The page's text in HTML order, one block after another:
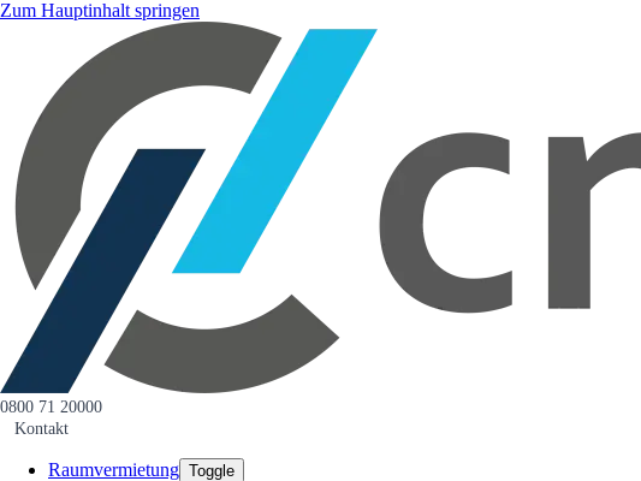
Zum Hauptinhalt springen
0800 71 20000
Kontakt
Raumvermietung Toggle